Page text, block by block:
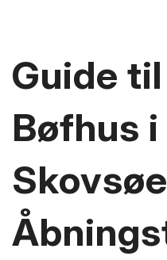
Guide
Bøfhus